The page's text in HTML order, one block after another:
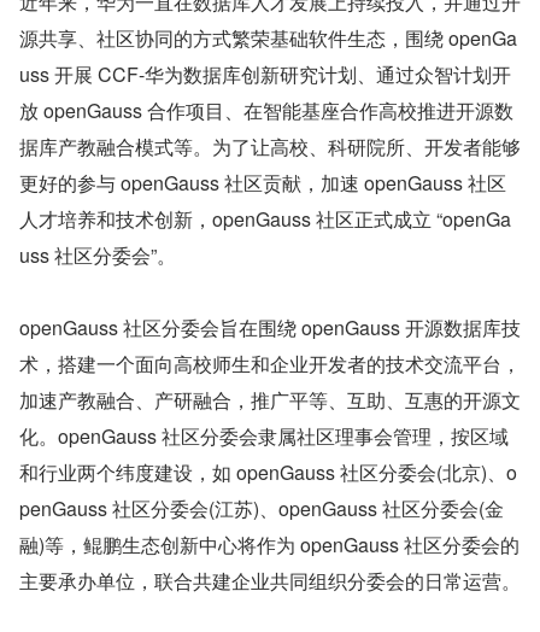
源共享、社区协同的方式繁荣基础软件生态，围绕 openGa
uss 开展 CCF-华为数据库创新研究计划、通过众智计划开
放 openGauss 合作项目、在智能基座合作高校推进开源数
据库产教融合模式等。为了让高校、科研院所、开发者能够
更好的参与 openGauss 社区贡献，加速 openGauss 社区
人才培养和技术创新，openGauss 社区正式成立 “openGa
uss 社区分委会”。
openGauss 社区分委会旨在围绕 openGauss 开源数据库技
术，搭建一个面向高校师生和企业开发者的技术交流平台，
加速产教融合、产研融合，推广平等、互助、互惠的开源文
化。openGauss 社区分委会隶属社区理事会管理，按区域
和行业两个纬度建设，如 openGauss 社区分委会(北京)、o
penGauss 社区分委会(江苏)、openGauss 社区分委会(金
融)等，鲲鹏生态创新中心将作为 openGauss 社区分委会的
主要承办单位，联合共建企业共同组织分委会的日常运营。